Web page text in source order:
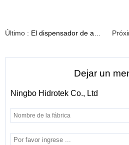
Último : El dispensador de agua con sistema ro es simple y elegante H05
Dejar un
Ningbo Hidrotek Co., Ltd